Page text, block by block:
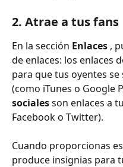
2. Atrae a tus fans
En la sección Enlaces ,
de enlaces: los enlaces
para que tus oyentes
(como iTunes o Google
sociales son enlaces a
Facebook o Twitter).
Cuando proporcionas
produce insignias para